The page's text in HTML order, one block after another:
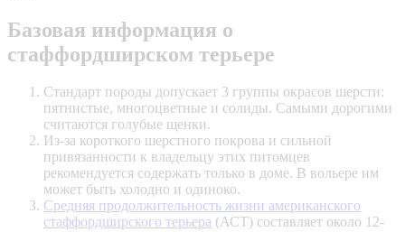
Базовая информация о
стаффордширском терьере
Стандарт породы допускает 3 группы окрасов шерсти:
пятнистые, многоцветные и солиды. Самыми дорогими
считаются голубые щенки.
Из-за короткого шерстного покрова и сильной
привязанности к владельцу этих питомцев
рекомендуется содержать только в доме. В вольере им
может быть холодно и одиноко.
Средняя продолжительность жизни американского
стаффордширского терьера (АСТ) составляет около 12-